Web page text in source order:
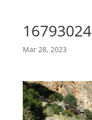
Mar 28, 2023